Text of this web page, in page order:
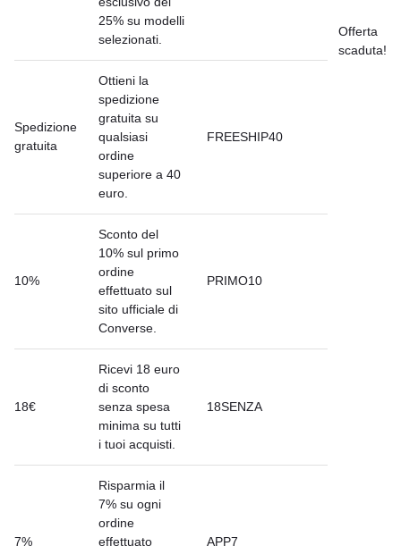
Offerta
scaduta!
25% su modelli
selezionati.
Spedizione
gratuita
Ottieni la
spedizione
gratuita su
qualsiasi
ordine
superiore a 40
euro.
FREESHIP40
10%
Sconto del
10% sul primo
ordine
effettuato sul
sito ufficiale di
Converse.
PRIMO10
18€
Ricevi 18 euro
di sconto
senza spesa
minima su tutti
i tuoi acquisti.
18SENZA
7%
Risparmia il
7% su ogni
ordine
effettuato
APP7